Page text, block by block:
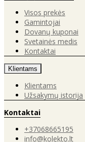
Visos prekės
Gamintojai
Dovanų kuponai
Svetainės medis
Kontaktai
Klientams
Klientams
Užsakymų istorija
Kontaktai
+37068665195
info@kolekto.lt